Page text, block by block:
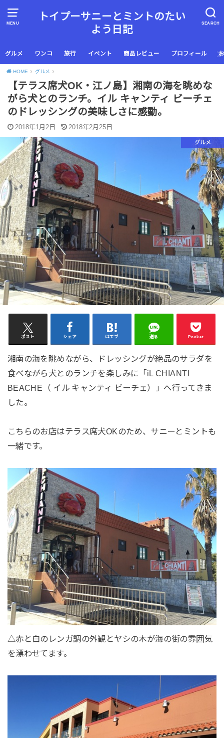
MENU SEARCH
トイプーサニーとミントのたい
よう日記
グルメ ワンコ 旅行 イベント 商品レビュー プロフィール
HOME グルメ
【テラス席犬OK・江ノ島】湘南の海を眺めな
がら犬とのランチ。イル キャンティ ビーチェ
のドレッシングの美味しさに感動。
2018年1月2日 2018年2月25日
グルメ
ポスト シェア はてブ 送る Pocket
湘南の海を眺めながら、ドレッシングが絶品のサラダを
食べながら犬とのランチを楽しみに「iL CHIANTI
BEACHE（ イル キャンティ ビーチェ）」へ行ってきま
した。
こちらのお店はテラス席犬OKのため、サニーとミントも
一緒です。
△赤と白のレンガ調の外観とヤシの木が海の街の雰囲気
を漂わせてます。